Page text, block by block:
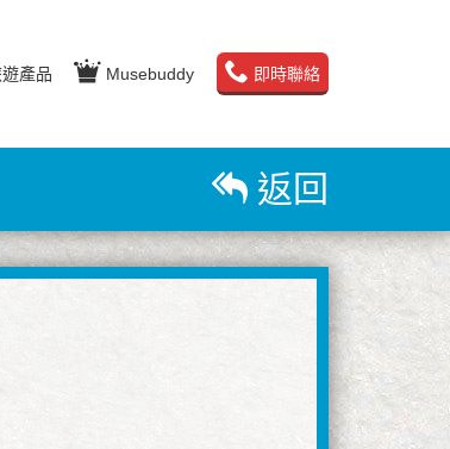
產品 Musebuddy 即時聯絡
返回